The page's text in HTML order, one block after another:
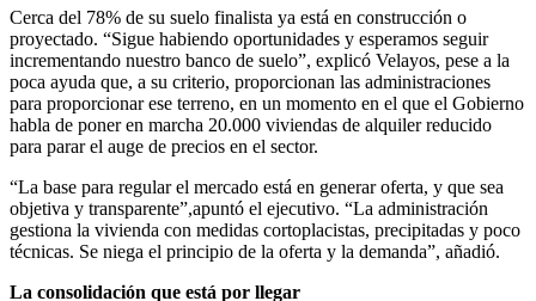
Cerca del 78% de su suelo finalista ya está en construcción o
proyectado. “Sigue habiendo oportunidades y esperamos seguir
incrementando nuestro banco de suelo”, explicó Velayos, pese a la
poca ayuda que, a su criterio, proporcionan las administraciones
para proporcionar ese terreno, en un momento en el que el Gobierno
habla de poner en marcha 20.000 viviendas de alquiler reducido
para parar el auge de precios en el sector.
“La base para regular el mercado está en generar oferta, y que sea
objetiva y transparente”,apuntó el ejecutivo. “La administración
gestiona la vivienda con medidas cortoplacistas, precipitadas y poco
técnicas. Se niega el principio de la oferta y la demanda”, añadió.
La consolidación que está por llegar